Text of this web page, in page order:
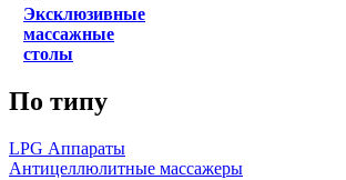
Эксклюзивные
массажные
столы
По типу
LPG Аппараты
Антицеллюлитные массажеры